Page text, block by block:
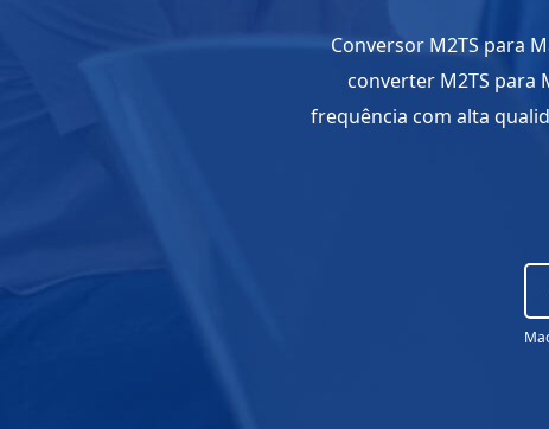
Conversor M2TS para
converter M2TS para
frequência com alta